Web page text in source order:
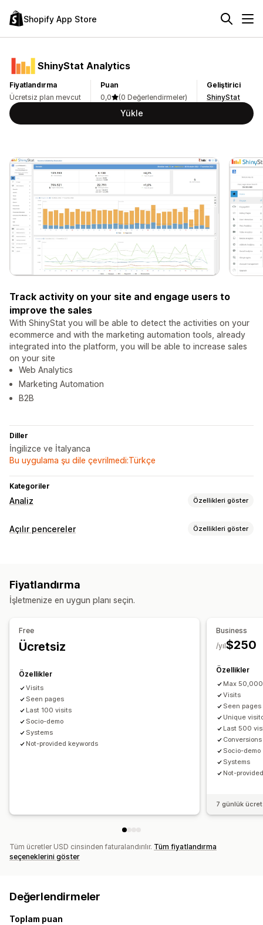
Shopify App Store
ShinyStat Analytics
Fiyatlandırma
Ücretsiz plan mevcut
Puan
0,0
(0 Değerlendirmeler)
Geliştirici
ShinyStat
Yükle
Track activity on your site and engage users to
improve the sales
With ShinyStat you will be able to detect the activities on your
ecommerce and with the marketing automation tools, already
integrated into the platform, you will be able to increase sales
on your site
Web Analytics
Marketing Automation
B2B
Diller
İngilizce ve İtalyanca
Bu uygulama şu dile çevrilmedi:Türkçe
Kategoriler
Analiz Özellikleri göster
Müşteri davranışı
Pazarlama ve satış
Satın alım takibi
Huni analizi
Isı haritaları
Geçmiş analizi
Açılır pencereler Özellikleri göster
Özel açılır pencereler
Fiyatlandırma
İşletmenize en uygun planı seçin.
Free
Ücretsiz
Özellikler
Visits
Seen pages
Last 100 visits
Socio-demo
Systems
Not-provided keywords
Business
$250
/yıl
Özellikler
Max
Visits
Seen pages
Unique
Last 500
Conversions
Socio-demo
Systems
Not-
7 günlük
Tüm ücretler USD cinsinden faturalandırılır. Tüm fiyatlandırma
seçeneklerini göster
Değerlendirmeler
Toplam puan